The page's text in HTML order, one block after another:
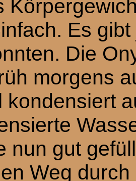
Es
Die
morgens
kondensiert
nun gut
Weg